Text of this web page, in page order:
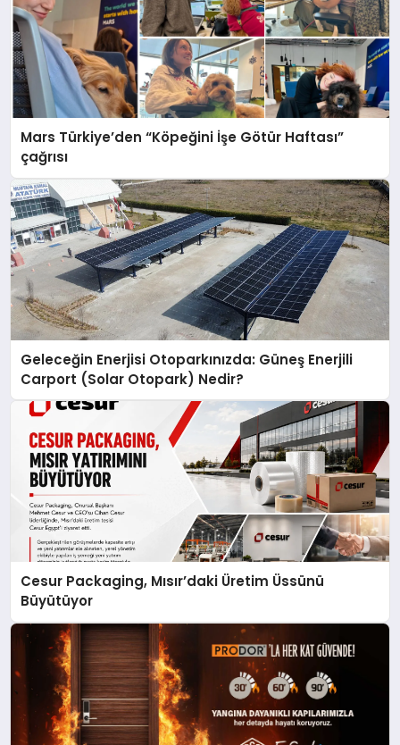
Mars Türkiye’den “Köpeğini İşe Götür Haftası”
çağrısı
Geleceğin Enerjisi Otoparkınızda: Güneş Enerjili
Carport (Solar Otopark) Nedir?
Cesur Packaging, Mısır’daki Üretim Üssünü
Büyütüyor